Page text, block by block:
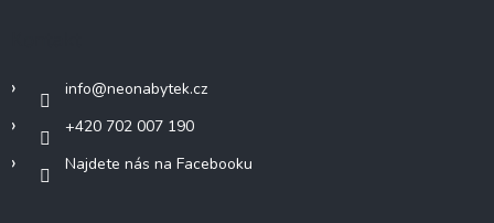
info@neonabytek.cz
+420 702 007 190
Najdete nás na Facebooku